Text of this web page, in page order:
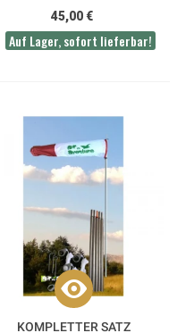
ZUSAMMENSCHIEBBAR
45,00 €
Auf Lager, sofort lieferbar!
KOMPLETTER SATZ